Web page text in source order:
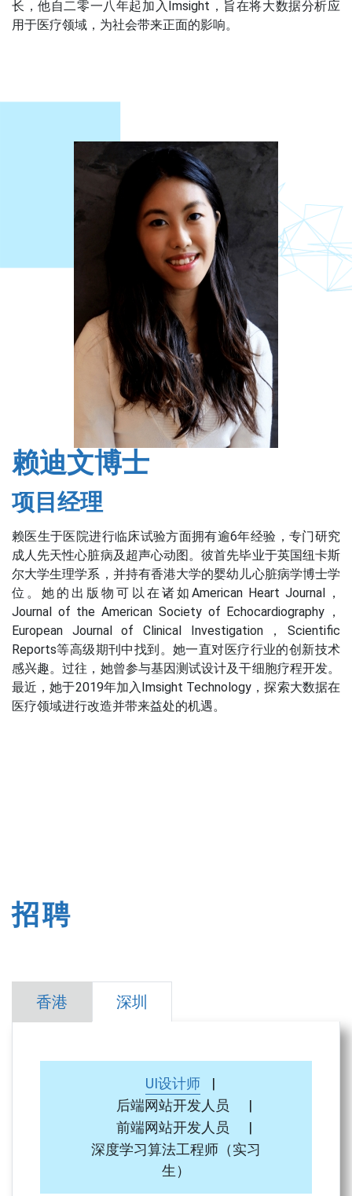
长，他自二零一八年起加入Imsight，旨在将大数据分析应
用于医疗领域，为社会带来正面的影响。
赖迪文博士
项目经理
赖医生于医院进行临床试验方面拥有逾6年经验，专门研究
成人先天性心脏病及超声心动图。彼首先毕业于英国纽卡斯
尔大学生理学系，并持有香港大学的婴幼儿心脏病学博士学
位。她的出版物可以在诸如American Heart Journal，
Journal of the American Society of Echocardiography，
European Journal of Clinical Investigation，Scientific
Reports等高级期刊中找到。她一直对医疗行业的创新技术
感兴趣。过往，她曾参与基因测试设计及干细胞疗程开发。
最近，她于2019年加入Imsight Technology，探索大数据在
医疗领域进行改造并带来益处的机遇。
招聘
香港 深圳
UI设计师
|
后端网站开发人员
|
前端网站开发人员
|
深度学习算法工程师（实习
生）